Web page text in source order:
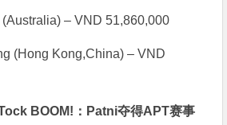
(Australia) – VND 51,860,000
(Hong Kong,China) – VND
BOOM!：Patni夺得APT赛事